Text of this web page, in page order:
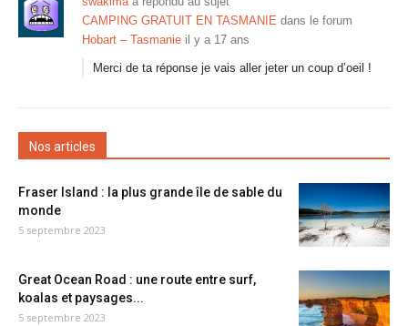
CAMPING GRATUIT EN TASMANIE dans le forum
Hobart – Tasmanie il y a 17 ans
Merci de ta réponse je vais aller jeter un coup d’oeil !
Nos articles
Fraser Island : la plus grande île de sable du
monde
5 septembre 2023
Great Ocean Road : une route entre surf,
koalas et paysages...
5 septembre 2023